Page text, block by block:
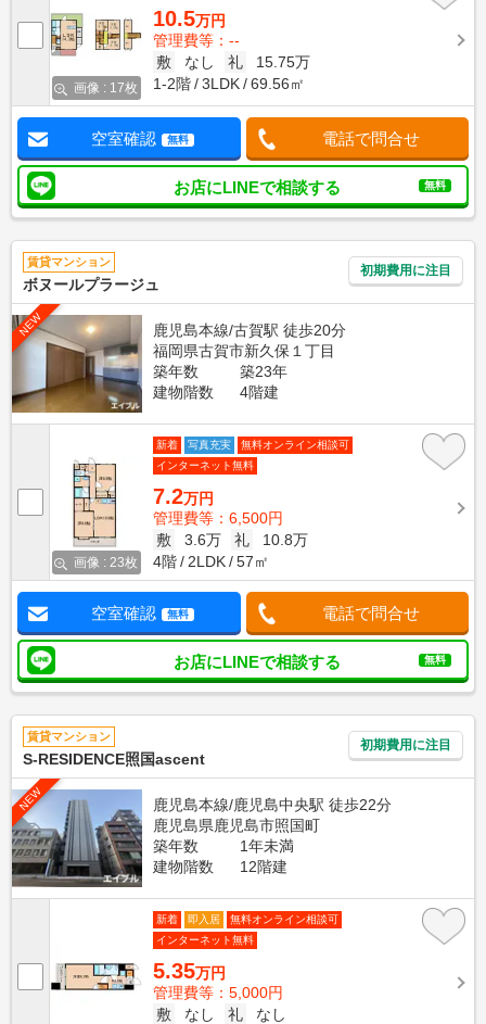
画像 : 17枚
10.5万円
管理費等：--
敷
なし 礼
15.75万
1-2階
3LDK 69.56㎡
空室確認 無料 電話で問合せ
お店にLINEで相談する 無料
賃貸マンション
ボヌールプラージュ
初期費用に注目
NEW
鹿児島本線/古賀駅 徒歩20分
福岡県古賀市新久保１丁目
築年数
築23年
建物階数
4階建
画像 : 23枚
新着 写真充実
無料オンライン相談可
インターネット無料
7.2万円
管理費等：6,500円
敷
3.6万 礼
10.8万
4階
2LDK 57㎡
空室確認 無料 電話で問合せ
お店にLINEで相談する 無料
賃貸マンション
S-RESIDENCE照国ascent
初期費用に注目
NEW
鹿児島本線/鹿児島中央駅 徒歩22分
鹿児島県鹿児島市照国町
築年数
1年未満
建物階数
12階建
新着 即入居
無料オンライン相談可
インターネット無料
5.35万円
管理費等：5,000円
敷
なし 礼
なし